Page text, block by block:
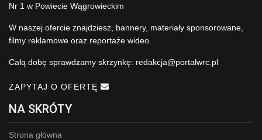
Nr 1 w Powiecie Wągrowieckim
W naszej ofercie znajdziesz, bannery, materiały sponsorowane,
filmy reklamowe oraz reportaże wideo.
Całą dobę sprawdzamy skrzynkę: redakcja@portalwrc.pl
ZAPYTAJ O OFERTĘ
NA SKRÓTY
Strona główna